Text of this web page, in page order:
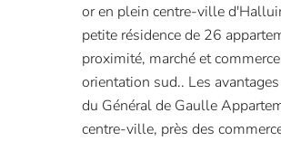
or en plein centre-ville
petite résidence de 26
proximité, marché et
orientation sud.. Les
du Général de Gaulle
centre-ville, près des